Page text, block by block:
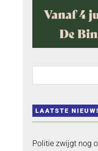
LAATSTE
Politie zwijgt nog